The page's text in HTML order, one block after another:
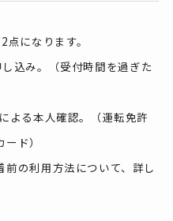
になります。
込み。（受付時間を過ぎた
よる本人確認。（運転免許
ド）
の利用方法について、詳し